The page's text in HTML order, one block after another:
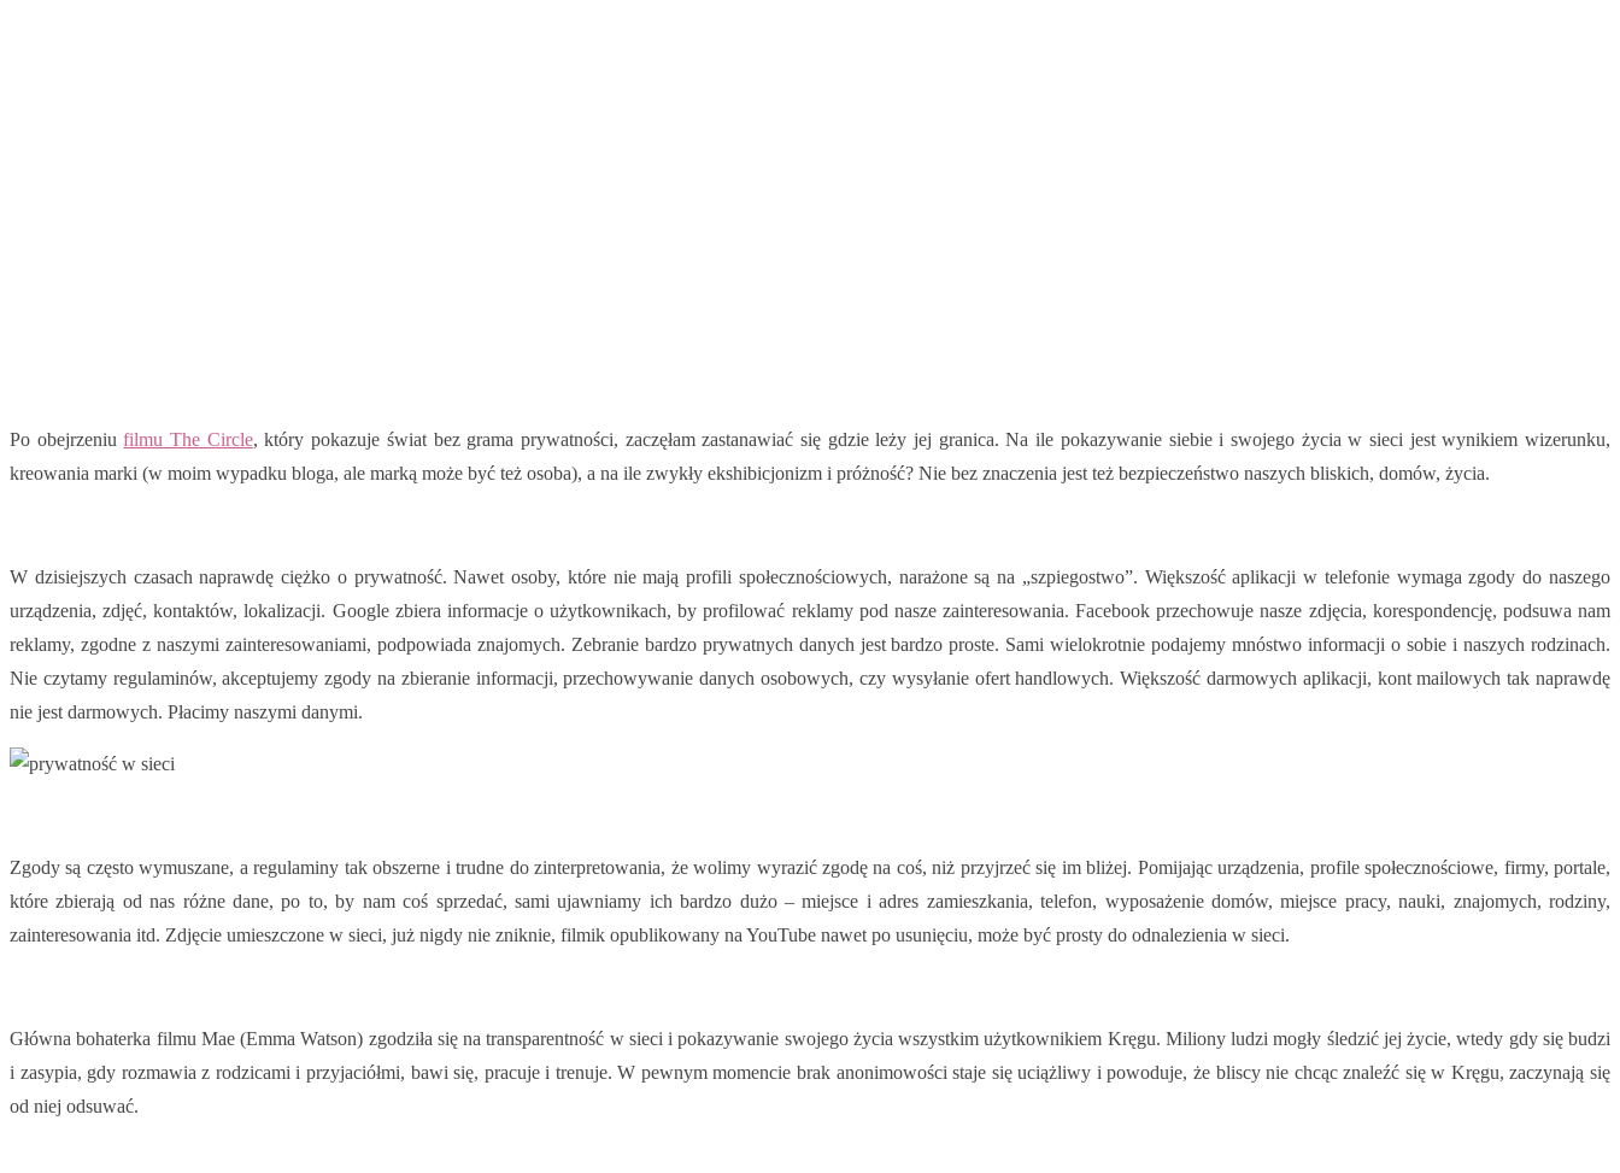
Po obejrzeniufilmu The Circle, który pokazuje świat bez grama prywatności, zaczęłam zastanawiać się gdzie leży jej granica. Na ile pokazywanie siebie i swojego życia w sieci jest wynikiem wizerunku,
kreowania marki (w moim wypadku bloga, ale marką może być też osoba), a na ile zwykły ekshibicjonizm i próżność? Nie bez znaczenia jest też bezpieczeństwo naszych bliskich, domów, życia.
W dzisiejszych czasach naprawdę ciężko o prywatność. Nawet osoby, które nie mają profili społecznościowych, narażone są na „szpiegostwo”. Większość aplikacji w telefonie wymaga zgody do naszego
urządzenia, zdjęć, kontaktów, lokalizacji. Google zbiera informacje o użytkownikach, by profilować reklamy pod nasze zainteresowania. Facebook przechowuje nasze zdjęcia, korespondencję, podsuwa nam
reklamy, zgodne z naszymi zainteresowaniami, podpowiada znajomych. Zebranie bardzo prywatnych danych jest bardzo proste. Sami wielokrotnie podajemy mnóstwo informacji o sobie i naszych rodzinach.
Nie czytamy regulaminów, akceptujemy zgody na zbieranie informacji, przechowywanie danych osobowych, czy wysyłanie ofert handlowych. Większość darmowych aplikacji, kont mailowych tak naprawdę
nie jest darmowych. Płacimy naszymi danymi.
Zgody są często wymuszane, a regulaminy tak obszerne i trudne do zinterpretowania, że wolimy wyrazić zgodę na coś, niż przyjrzeć się im bliżej. Pomijając urządzenia, profile społecznościowe, firmy, portale,
które zbierają od nas różne dane, po to, by nam coś sprzedać, sami ujawniamy ich bardzo dużo – miejsce i adres zamieszkania, telefon, wyposażenie domów, miejsce pracy, nauki, znajomych, rodziny,
zainteresowania itd. Zdjęcie umieszczone w sieci, już nigdy nie zniknie, filmik opublikowany na YouTube nawet po usunięciu, może być prosty do odnalezienia w sieci.
Główna bohaterka filmu Mae (Emma Watson) zgodziła się na transparentność w sieci i pokazywanie swojego życia wszystkim użytkownikiem Kręgu. Miliony ludzi mogły śledzić jej życie, wtedy gdy się budzi
i zasypia, gdy rozmawia z rodzicami i przyjaciółmi, bawi się, pracuje i trenuje. W pewnym momencie brak anonimowości staje się uciążliwy i powoduje, że bliscy nie chcąc znaleźć się w Kręgu, zaczynają się
od niej odsuwać.